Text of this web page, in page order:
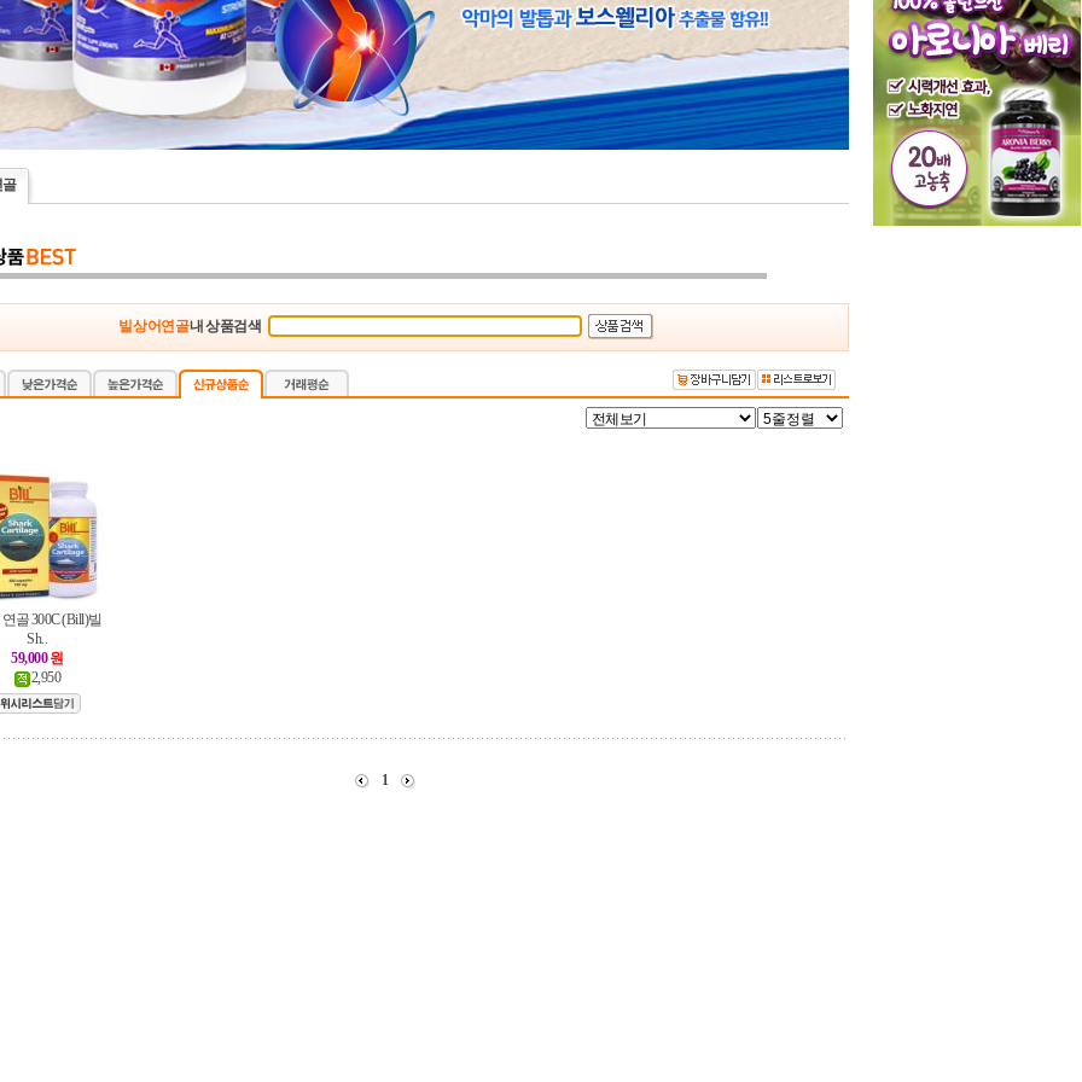
골
빌 상어연골내 상품검색
골 300C (Bill)빌
Sh..
59,000원
2,950
1